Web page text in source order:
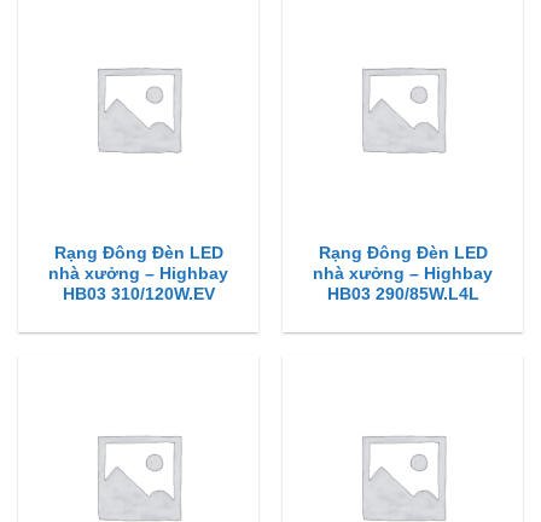
Rạng Đông Đèn LED
nhà xưởng – Highbay
HB03 310/120W.EV
Rạng Đông Đèn LED
nhà xưởng – Highbay
HB03 290/85W.L4L